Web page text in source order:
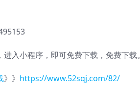
入小程序，即可免费下载，免费下载。
》》 https://www.52sqj.com/82/